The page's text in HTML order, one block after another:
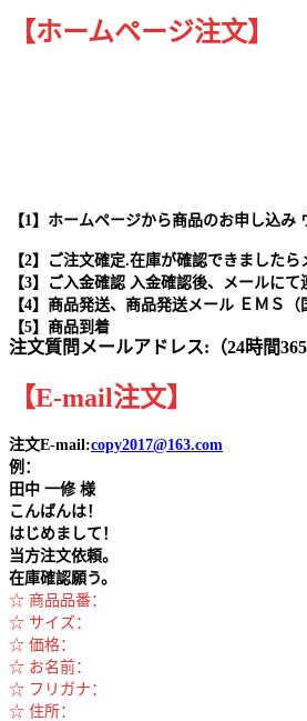
【ホームページ注文】
【1】ホームページから商品のお申し込
【2】ご注文確定.在庫が確認できましたら
【3】ご入金確認 入金確認後、メールにて
【4】商品発送、商品発送メール ＥＭＳ
【5】商品到着
注文質問メールアドレス:（24時間365
【E-mail注文】
注文E-mail:copy2017@163.com
例：
田中 一修 様
こんばんは！
はじめまして！
当方注文依頼。
在庫確認願う。
☆ 商品品番：
☆ サイズ：
☆ 価格：
☆ お名前：
☆ フリガナ：
☆ 住所：